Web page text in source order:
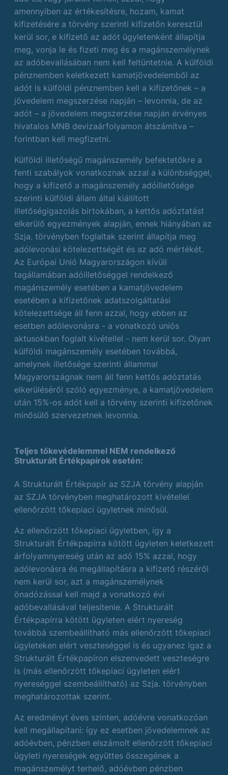
amennyiben az értékesítésre, hozam, kamat
kifizetésére a törvény szerinti kifizetőn keresztül
kerül sor, e kifizető az adót ügyletenként állapítja
meg, vonja le és fizeti meg és a magánszemélynek
az adóbevallásában nem kell feltüntetnie. A külföldi
pénznemben keletkezett kamatjövedelemből az
adót is külföldi pénznemben kell a kifizetőnek – a
jövedelem megszerzése napján – levonnia, de az
adót – a jövedelem megszerzése napján érvényes
hivatalos MNB devizaárfolyamon átszámítva –
forintban kell megfizetni.
Külföldi illetőségű magánszemély befektetőkre a
fenti szabályok vonatkoznak azzal a különbséggel,
hogy a kifizető a magánszemély adóilletősége
szerinti külföldi állam által kiállított
illetőségigazolás birtokában, a kettős adóztatást
elkerülő egyezmények alapján, ennek hiányában az
Szja. törvényben foglaltak szerint állapítja meg
adólevonási kötelezettségét és az adó mértékét.
Az Európai Unió Magyarországon kívüli
tagállamában adóilletőséggel rendelkező
magánszemély esetében a kamatjövedelem
esetében a kifizetőnek adatszolgáltatási
kötelezettsége áll fenn azzal, hogy ebben az
esetben adólevonásra - a vonatkozó uniós
aktusokban foglalt kivétellel - nem kerül sor. Olyan
külföldi magánszemély esetében továbbá,
amelynek illetősége szerinti állammal
Magyarországnak nem áll fenn kettős adóztatás
elkerüléséről szóló egyezménye, a kamatjövedelem
után 15%-os adót kell a törvény szerinti kifizetőnek
minősülő szervezetnek levonnia.
Teljes tőkevédelemmel NEM rendelkező
Strukturált Értékpapírok esetén:
A Strukturált Értékpapír az SZJA törvény alapján
az SZJA törvényben meghatározott kivétellel
ellenőrzött tőkepiaci ügyletnek minősül.
Az ellenőrzött tőkepiaci ügyletben, így a
Strukturált Értékpapírra kötött ügyleten keletkezett
árfolyamnyereség után az adó 15% azzal, hogy
adólevonásra és megállapításra a kifizető részéről
nem kerül sor, azt a magánszemélynek
önadózással kell majd a vonatkozó évi
adóbevallásával teljesítenie. A Strukturált
Értékpapírra kötött ügyleten elért nyereség
továbbá szembeállítható más ellenőrzött tőkepiaci
ügyleteken elért veszteséggel is és ugyanez igaz a
Strukturált Értékpapíron elszenvedett veszteségre
is (más ellenőrzött tőkepiaci ügyleten elért
nyereséggel szembeállítható) az Szja. törvényben
meghatározottak szerint.
Az eredményt éves szinten, adóévre vonatkozóan
kell megállapítani: így ez esetben jövedelemnek az
adóévben, pénzben elszámolt ellenőrzött tőkepiaci
ügyleti nyereségek együttes összegének a
magánszemélyt terhelő, adóévben pénzben